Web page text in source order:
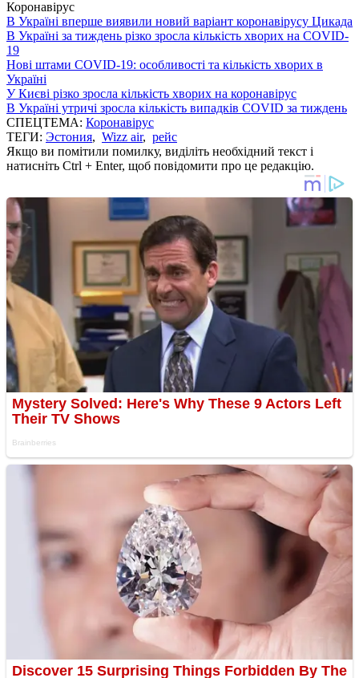
Коронавірус
В Україні вперше виявили новий варіант коронавірусу Цикада
В Україні за тиждень різко зросла кількість хворих на COVID-
19
Нові штами COVID-19: особливості та кількість хворих в
Україні
У Києві різко зросла кількість хворих на коронавірус
В Україні утричі зросла кількість випадків COVID за тиждень
СПЕЦТЕМА: Коронавірус
ТЕГИ: Эстония, Wizz air, рейс
Якщо ви помітили помилку, виділіть необхідний текст і
натисніть Ctrl + Enter, щоб повідомити про це редакцію.